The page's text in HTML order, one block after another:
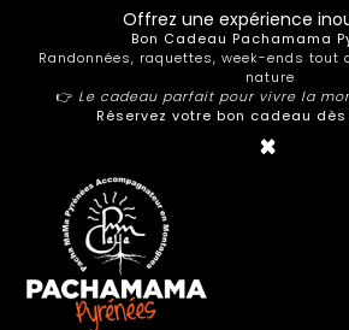
Offrez une expérience
Bon Cadeau Pachamama
Randonnées, raquettes, week-ends tout
nature
👉 Le cadeau parfait pour vivre la
Réservez votre bon cadeau
×
Panneau de gestion des cookies